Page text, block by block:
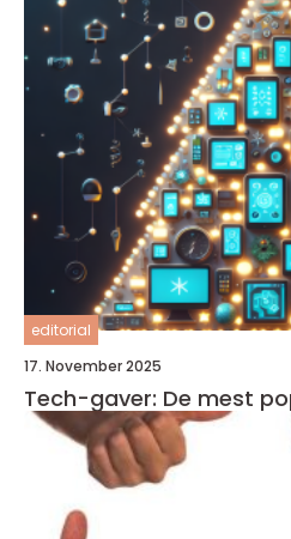
editorial
17. November 2025
Tech-gaver: De mest